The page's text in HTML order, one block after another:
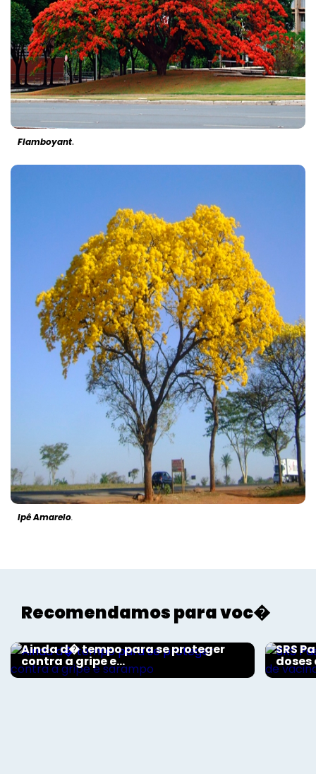
Flamboyant.
Ipê Amarelo.
Recomendamos para voc�
Ainda d� tempo para se proteger
contra a gripe e...
SRS
doses